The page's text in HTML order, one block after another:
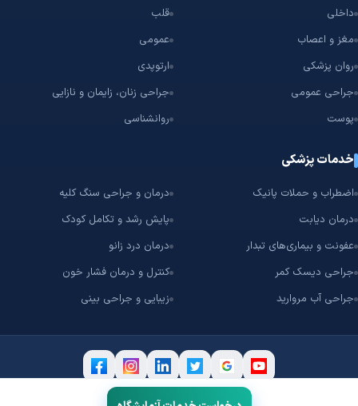
داخلی
قلب
مغز و اعصاب
عمومی
روان پزشکی
ارتوپدی
جراحی عمومی
جراحی زنان، زایمان و نازایی
پوست
روانشناسی
خدمات پزشکی
اضطراب و حملات پانیک
درمان و جراحی سنگ کلیه
درمان دیابت
پایش رشد و تکامل کودک
عفونت و بیماری‌های تبدار
درمان درد زانو
جراحی دیسک کمر
کنترل و درمان فشار خون
جراحی آب مروارید
زیبایی و جراحی بینی